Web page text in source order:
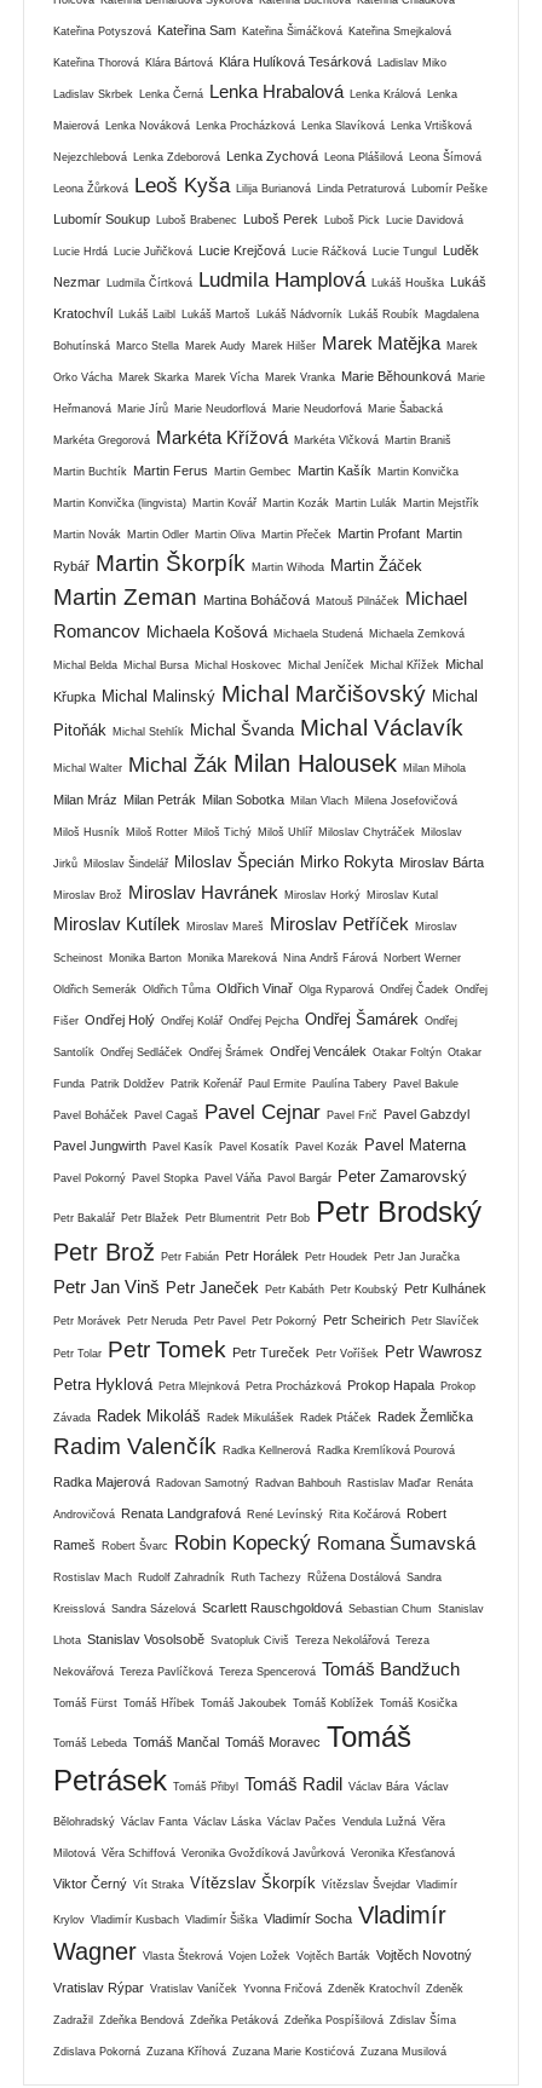
Kateřina Potyszová Kateřina Sam Kateřina Šimáčková Kateřina Smejkalová
Kateřina Thorová Klára Bártová Klára Hulíková Tesárková Ladislav Miko
Ladislav Skrbek Lenka Černá Lenka Hrabalová Lenka Králová Lenka
Maierová Lenka Nováková Lenka Procházková Lenka Slavíková Lenka Vrtišková
Nejezchlebová Lenka Zdeborová Lenka Zychová Leona Plášilová Leona Šímová
Leona Žůrková Leoš Kyša Lilija Burianová Linda Petraturová Lubomír Peške
Lubomír Soukup Luboš Brabenec Luboš Perek Luboš Pick Lucie Davidová
Lucie Hrdá Lucie Juřičková Lucie Krejčová Lucie Ráčková Lucie Tungul Luděk
Nezmar Ludmila Čírtková Ludmila Hamplová Lukáš Houška Lukáš
Kratochvíl Lukáš Laibl Lukáš Martoš Lukáš Nádvorník Lukáš Roubík Magdalena
Bohutínská Marco Stella Marek Audy Marek Hilšer Marek Matějka Marek
Orko Vácha Marek Skarka Marek Vícha Marek Vranka Marie Běhounková Marie
Heřmanová Marie Jírů Marie Neudorflová Marie Neudorfová Marie Šabacká
Markéta Gregorová Markéta Křížová Markéta Vlčková Martin Braniš
Martin Buchtík Martin Ferus Martin Gembec Martin Kašík Martin Konvička
Martin Konvička (lingvista) Martin Kovář Martin Kozák Martin Lulák Martin Mejstřík
Martin Novák Martin Odler Martin Oliva Martin Přeček Martin Profant Martin
Rybář Martin Škorpík Martin Wihoda Martin Žáček
Martin Zeman Martina Boháčová Matouš Pilnáček
Michael
Romancov Michaela Košová Michaela Studená Michaela Zemková
Michal Belda Michal Bursa Michal Hoskovec Michal Jeníček Michal Křížek Michal
Křupka Michal Malinský Michal Marčišovský Michal
Pitoňák
Michal Stehlík Michal Švanda Michal Václavík
Michal Walter Michal Žák Milan Halousek Milan Mihola
Milan Mráz Milan Petrák Milan Sobotka Milan Vlach Milena Josefovičová
Miloš Husník Miloš Rotter Miloš Tichý Miloš Uhlíř Miloslav Chytráček Miloslav
Jirků Miloslav Šindelář Miloslav Špecián Mirko Rokyta Miroslav Bárta
Miroslav Brož Miroslav Havránek Miroslav Horký Miroslav Kutal
Miroslav Kutílek Miroslav Mareš Miroslav Petříček Miroslav
Scheinost Monika Barton Monika Mareková Nina Andrš Fárová Norbert Werner
Oldřich Semerák Oldřich Tůma Oldřich Vinař Olga Ryparová Ondřej Čadek Ondřej
Fišer Ondřej Holý Ondřej Kolář Ondřej Pejcha Ondřej Šamárek Ondřej
Santolík Ondřej Sedláček Ondřej Šrámek Ondřej Vencálek Otakar Foltýn Otakar
Funda Patrik Doldžev Patrik Kořenář Paul Ermite Paulína Tabery Pavel Bakule
Pavel Boháček Pavel Cagaš Pavel Cejnar Pavel Frič Pavel Gabzdyl
Pavel Jungwirth Pavel Kasík Pavel Kosatík Pavel Kozák Pavel Materna
Pavel Pokorný Pavel Stopka Pavel Váňa Pavol Bargár Peter Zamarovský
Petr Bakalář Petr Blažek Petr Blumentrit Petr Bob Petr Brodský
Petr Brož Petr Fabián Petr Horálek Petr Houdek Petr Jan Juračka
Petr Jan Vinš Petr Janeček Petr Kabáth Petr Koubský Petr Kulhánek
Petr Morávek Petr Neruda Petr Pavel Petr Pokorný Petr Scheirich Petr Slavíček
Petr Tolar Petr Tomek Petr Tureček Petr Voříšek
Petr Wawrosz
Petra Hyklová Petra Mlejnková Petra Procházková Prokop Hapala Prokop
Závada Radek Mikoláš Radek Mikulášek Radek Ptáček Radek Žemlička
Radim Valenčík Radka Kellnerová Radka Kremlíková Pourová
Radka Majerová Radovan Samotný Radvan Bahbouh Rastislav Maďar Renáta
Androvičová Renata Landgrafová René Levínský Rita Kočárová Robert
Rameš Robert Švarc Robin Kopecký Romana Šumavská
Rostislav Mach Rudolf Zahradník Ruth Tachezy Růžena Dostálová Sandra
Kreisslová Sandra Sázelová Scarlett Rauschgoldová Sebastian Chum Stanislav
Lhota Stanislav Vosolsobě Svatopluk Civiš Tereza Nekolářová Tereza
Nekovářová Tereza Pavlíčková Tereza Spencerová Tomáš Bandžuch
Tomáš Fürst Tomáš Hříbek Tomáš Jakoubek Tomáš Koblížek Tomáš Kosička
Tomáš Lebeda Tomáš Mančal Tomáš Moravec Tomáš
Petrásek Tomáš Přibyl Tomáš Radil Václav Bára Václav
Bělohradský Václav Fanta Václav Láska Václav Pačes Vendula Lužná Věra
Milotová Věra Schiffová Veronika Gvoždíková Javůrková Veronika Křesťanová
Viktor Černý Vít Straka Vítězslav Škorpík Vítězslav Švejdar Vladimír
Krylov Vladimír Kusbach Vladimír Šiška Vladimír Socha Vladimír
Wagner Vlasta Štekrová Vojen Ložek Vojtěch Barták Vojtěch Novotný
Vratislav Rýpar Vratislav Vaníček Yvonna Fričová Zdeněk Kratochvíl Zdeněk
Zadražil Zdeňka Bendová Zdeňka Petáková Zdeňka Pospíšilová Zdislav Šíma
Zdislava Pokorná Zuzana Kříhová Zuzana Marie Kostićová Zuzana Musilová